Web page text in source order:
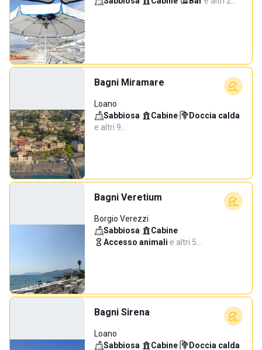
Bagni Miramare
Loano
Sabbiosa· Cabine· Doccia calda·
e altri 9…
Bagni Veretium
Borgio Verezzi
Sabbiosa· Cabine·
Accesso animali·e altri 5…
Bagni Sirena
Loano
Sabbiosa· Cabine· Doccia calda·